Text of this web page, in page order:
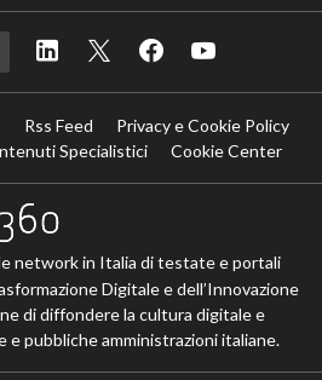
Rss Feed
Privacy e Cookie Policy
Specialistici
Cookie Center
network in Italia di testate e portali
Digitale e dell’Innovazione
di diffondere la cultura digitale e
e pubbliche amministrazioni italiane.